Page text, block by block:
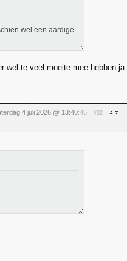
wel een aardige
wel te veel moeite mee hebben ja.
4 juli 2026 @ 13:40:46 #32